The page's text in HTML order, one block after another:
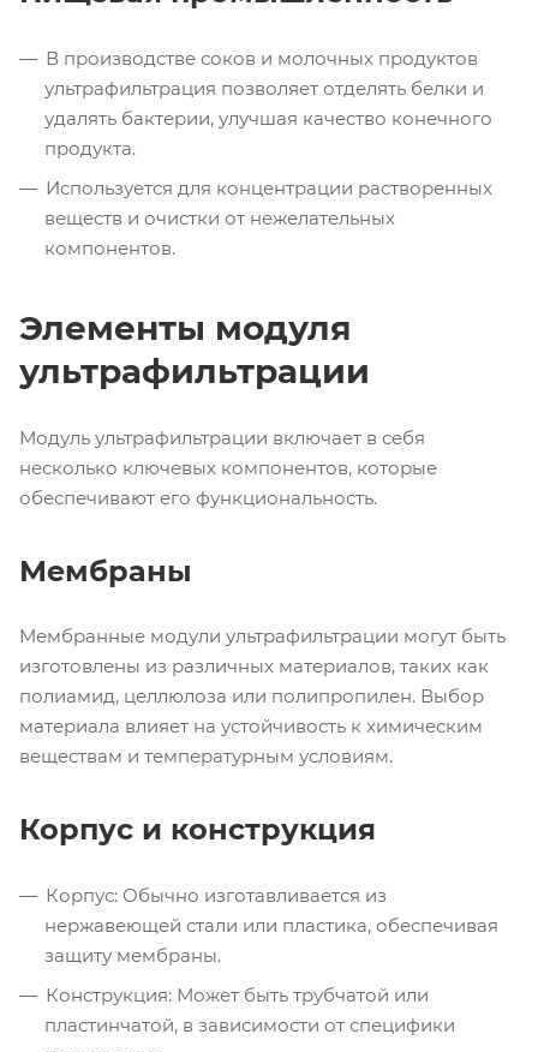
В производстве соков и молочных продуктов
ультрафильтрация позволяет отделять белки и
удалять бактерии, улучшая качество конечного
продукта.
Используется для концентрации растворенных
веществ и очистки от нежелательных
компонентов.
Элементы модуля
ультрафильтрации
Модуль ультрафильтрации включает в себя
несколько ключевых компонентов, которые
обеспечивают его функциональность.
Мембраны
Мембранные модули ультрафильтрации могут быть
изготовлены из различных материалов, таких как
полиамид, целлюлоза или полипропилен. Выбор
материала влияет на устойчивость к химическим
веществам и температурным условиям.
Корпус и конструкция
Корпус: Обычно изготавливается из
нержавеющей стали или пластика, обеспечивая
защиту мембраны.
Конструкция: Может быть трубчатой или
пластинчатой, в зависимости от специфики